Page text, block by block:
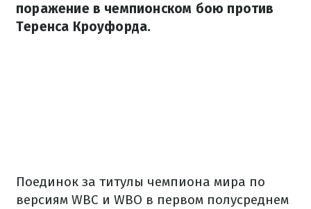
поражение в чемпионском бою против
Теренса Кроуфорда.
Поединок за титулы чемпиона мира по
версиям WBC и WBO в первом полусреднем